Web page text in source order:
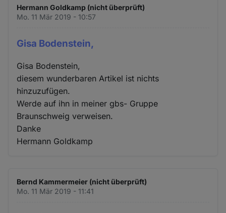
Hermann Goldkamp (nicht überprüft)
Mo. 11 Mär 2019 - 10:57
Gisa Bodenstein,
Gisa Bodenstein,
diesem wunderbaren Artikel ist nichts
hinzuzufügen.
Werde auf ihn in meiner gbs- Gruppe
Braunschweig verweisen.
Danke
Hermann Goldkamp
Bernd Kammermeier (nicht überprüft)
Mo. 11 Mär 2019 - 11:41